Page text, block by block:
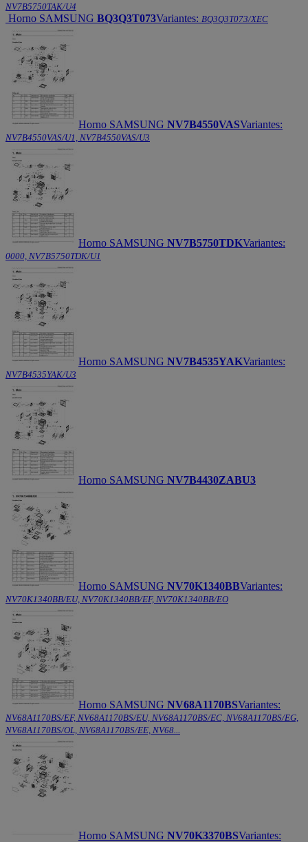
NV7B5750TAK/U4
Horno SAMSUNG BQ3Q3T073Variantes: BQ3Q3T073/XEC
Horno SAMSUNG NV7B4550VASVariantes:
NV7B4550VAS/U1, NV7B4550VAS/U3
Horno SAMSUNG NV7B5750TDKVariantes:
0000, NV7B5750TDK/U1
Horno SAMSUNG NV7B4535YAKVariantes:
NV7B4535YAK/U3
Horno SAMSUNG NV7B4430ZABU3
Horno SAMSUNG NV70K1340BBVariantes:
NV70K1340BB/EU, NV70K1340BB/EF, NV70K1340BB/EO
Horno SAMSUNG NV68A1170BSVariantes:
NV68A1170BS/EF, NV68A1170BS/EU, NV68A1170BS/EC, NV68A1170BS/EG,
NV68A1170BS/OL, NV68A1170BS/EE, NV68...
Horno SAMSUNG NV70K3370BSVariantes: